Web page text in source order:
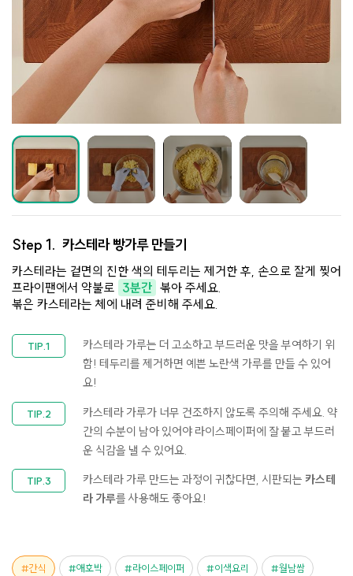
Step 1. 카스테라 빵가루 만들기
카스테라는 겉면의 진한 색의 테두리는 제거한 후, 손으로 잘게 찢어
프라이팬에서 약불로 3분간 볶아 주세요.
볶은 카스테라는 체에 내려 준비해 주세요.​
카스테라 가루는 더 고소하고 부드러운 맛을 부여하기 위
함!​ 테두리를 제거하면 예쁜 노란색 가루를 만들 수 있어
요!​
카스테라 가루가 너무 건조하지 않도록 주의해 주세요. 약
간의 수분이 남아 있어야 라이스페이퍼에 잘 붙고 부드러
운 식감을 낼 수 있어요.
카스테라 가루 만드는 과정이 귀찮다면, 시판되는 카스테
라 가루를 사용해도 좋아요!
간식 애호박 라이스페이퍼 이색요리 월남쌈